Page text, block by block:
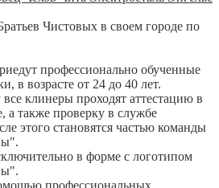
Чистовых в своем городе по
профессионально обученные
в возрасте от 24 до 40 лет.
клинеры проходят аттестацию в
также проверку в службе
этого становятся частью команды
в форме с логотипом
профессиональных